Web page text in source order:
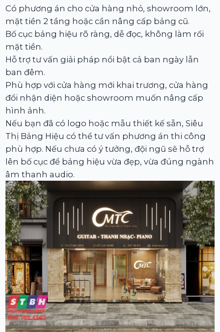
Có phương án cho cửa hàng nhỏ, showroom lớn,
mặt tiền 2 tầng hoặc cần nâng cấp bảng cũ.
Bố cục bảng hiệu rõ ràng, dễ đọc, không làm rối
mặt tiền.
Hỗ trợ tư vấn giải pháp nổi bật cả ban ngày lẫn
ban đêm.
Phù hợp với cửa hàng mới khai trương, cửa hàng
đổi nhận diện hoặc showroom muốn nâng cấp
hình ảnh.
Nếu bạn đã có logo hoặc mẫu thiết kế sẵn, Siêu
Thị Bảng Hiệu có thể tư vấn phương án thi công
phù hợp. Nếu chưa có ý tưởng, đội ngũ sẽ hỗ trợ
lên bố cục để bảng hiệu vừa đẹp, vừa đúng ngành
âm thanh audio.